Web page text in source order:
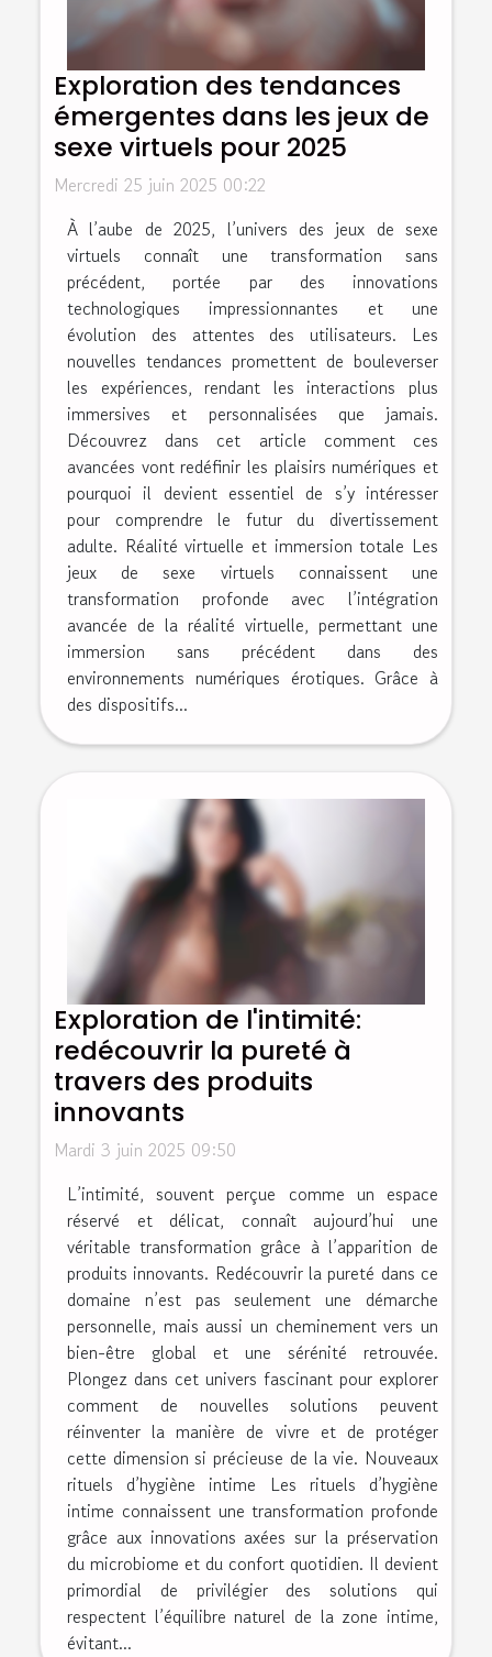
Exploration des tendances
émergentes dans les jeux de
sexe virtuels pour 2025
Mercredi 25 juin 2025 00:22
À l’aube de 2025, l’univers des jeux de sexe
virtuels connaît une transformation sans
précédent, portée par des innovations
technologiques impressionnantes et une
évolution des attentes des utilisateurs. Les
nouvelles tendances promettent de bouleverser
les expériences, rendant les interactions plus
immersives et personnalisées que jamais.
Découvrez dans cet article comment ces
avancées vont redéfinir les plaisirs numériques et
pourquoi il devient essentiel de s’y intéresser
pour comprendre le futur du divertissement
adulte. Réalité virtuelle et immersion totale Les
jeux de sexe virtuels connaissent une
transformation profonde avec l’intégration
avancée de la réalité virtuelle, permettant une
immersion sans précédent dans des
environnements numériques érotiques. Grâce à
des dispositifs...
Exploration de l'intimité:
redécouvrir la pureté à
travers des produits
innovants
Mardi 3 juin 2025 09:50
L’intimité, souvent perçue comme un espace
réservé et délicat, connaît aujourd’hui une
véritable transformation grâce à l’apparition de
produits innovants. Redécouvrir la pureté dans ce
domaine n’est pas seulement une démarche
personnelle, mais aussi un cheminement vers un
bien-être global et une sérénité retrouvée.
Plongez dans cet univers fascinant pour explorer
comment de nouvelles solutions peuvent
réinventer la manière de vivre et de protéger
cette dimension si précieuse de la vie. Nouveaux
rituels d’hygiène intime Les rituels d’hygiène
intime connaissent une transformation profonde
grâce aux innovations axées sur la préservation
du microbiome et du confort quotidien. Il devient
primordial de privilégier des solutions qui
respectent l’équilibre naturel de la zone intime,
évitant...